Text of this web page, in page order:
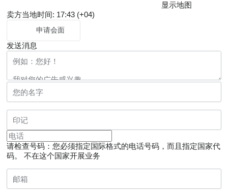
显示地图
卖方当地时间: 17:43 (+04)
申请会面
发送消息
请检查号码：您必须指定国际格式的电话号码，而且指定国家代
码。
不在这个国家开展业务